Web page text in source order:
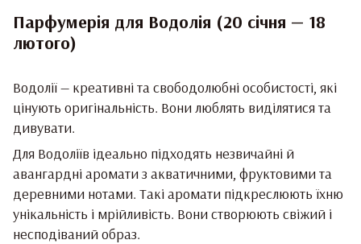
Парфумерія для Водолія (20 січня — 18
лютого)
Водолії — креативні та свободолюбні особистості, які
цінують оригінальність. Вони люблять виділятися та
дивувати.
Для Водоліїв ідеально підходять незвичайні й
авангардні аромати з акватичними, фруктовими та
деревними нотами. Такі аромати підкреслюють їхню
унікальність і мрійливість. Вони створюють свіжий і
несподіваний образ.